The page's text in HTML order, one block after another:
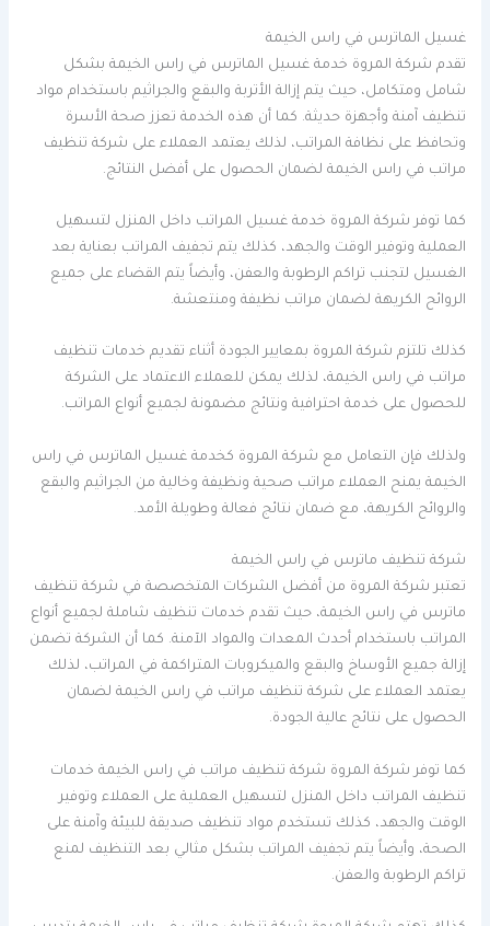
غسيل الماترس في راس الخيمة
تقدم شركة المروة خدمة غسيل الماترس في راس الخيمة بشكل
شامل ومتكامل، حيث يتم إزالة الأتربة والبقع والجراثيم باستخدام مواد
تنظيف آمنة وأجهزة حديثة. كما أن هذه الخدمة تعزز صحة الأسرة
وتحافظ على نظافة المراتب، لذلك يعتمد العملاء على شركة تنظيف
مراتب في راس الخيمة لضمان الحصول على أفضل النتائج.
كما توفر شركة المروة خدمة غسيل المراتب داخل المنزل لتسهيل
العملية وتوفير الوقت والجهد، كذلك يتم تجفيف المراتب بعناية بعد
الغسيل لتجنب تراكم الرطوبة والعفن، وأيضاً يتم القضاء على جميع
الروائح الكريهة لضمان مراتب نظيفة ومنتعشة.
كذلك تلتزم شركة المروة بمعايير الجودة أثناء تقديم خدمات تنظيف
مراتب في راس الخيمة، لذلك يمكن للعملاء الاعتماد على الشركة
للحصول على خدمة احترافية ونتائج مضمونة لجميع أنواع المراتب.
ولذلك فإن التعامل مع شركة المروة كخدمة غسيل الماترس في راس
الخيمة يمنح العملاء مراتب صحية ونظيفة وخالية من الجراثيم والبقع
والروائح الكريهة، مع ضمان نتائج فعالة وطويلة الأمد.
شركة تنظيف ماترس في راس الخيمة
تعتبر شركة المروة من أفضل الشركات المتخصصة في شركة تنظيف
ماترس في راس الخيمة، حيث تقدم خدمات تنظيف شاملة لجميع أنواع
المراتب باستخدام أحدث المعدات والمواد الآمنة. كما أن الشركة تضمن
إزالة جميع الأوساخ والبقع والميكروبات المتراكمة في المراتب، لذلك
يعتمد العملاء على شركة تنظيف مراتب في راس الخيمة لضمان
الحصول على نتائج عالية الجودة.
كما توفر شركة المروة شركة تنظيف مراتب في راس الخيمة خدمات
تنظيف المراتب داخل المنزل لتسهيل العملية على العملاء وتوفير
الوقت والجهد، كذلك تستخدم مواد تنظيف صديقة للبيئة وآمنة على
الصحة، وأيضاً يتم تجفيف المراتب بشكل مثالي بعد التنظيف لمنع
تراكم الرطوبة والعفن.